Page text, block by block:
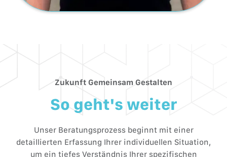
Zukunft Gemeinsam Gestalten
So geht's weiter
Unser Beratungsprozess beginnt mit einer
detaillierten Erfassung Ihrer individuellen Situation,
um ein tiefes Verständnis Ihrer spezifischen